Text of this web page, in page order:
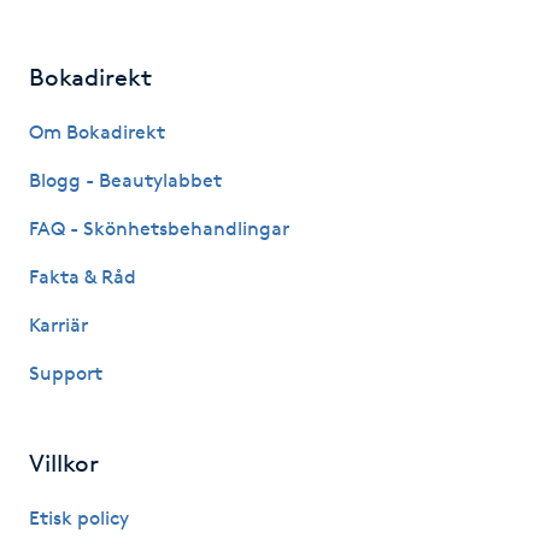
Mesoterapi
MicroPen
Mixfransar
Nagelförlängning
Nagelförlängning akryl
Bokadirekt
Om Bokadirekt
Blogg - Beautylabbet
FAQ - Skönhetsbehandlingar
Fakta & Råd
Karriär
Support
Villkor
Etisk policy